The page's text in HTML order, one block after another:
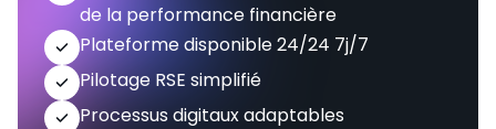
de la performance financière
Plateforme disponible 24/24 7j/7
Pilotage RSE simplifié
Processus digitaux adaptables